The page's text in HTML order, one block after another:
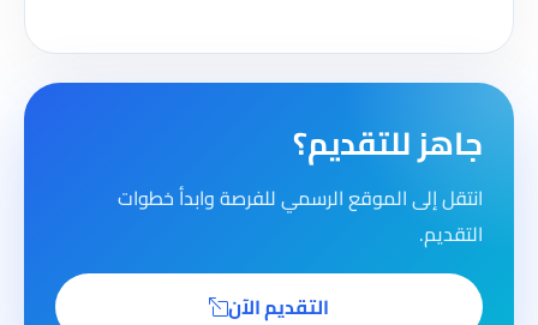
جاهز للتقديم؟
انتقل إلى الموقع الرسمي للفرصة وابدأ خطوات
التقديم.
التقديم الآن